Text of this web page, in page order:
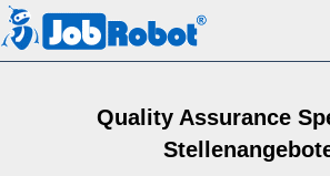
Quality Assurance